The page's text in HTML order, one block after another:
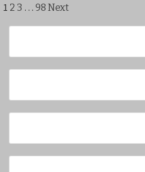
Paginazione
degli
articoli
1 2 3 … 98 Next